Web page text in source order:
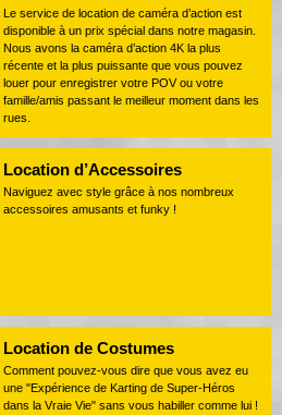
Le service de location de caméra d’action est
disponible à un prix spécial dans notre magasin.
Nous avons la caméra d’action 4K la plus
récente et la plus puissante que vous pouvez
louer pour enregistrer votre POV ou votre
famille/amis passant le meilleur moment dans les
rues.
Location d’Accessoires
Naviguez avec style grâce à nos nombreux
accessoires amusants et funky !
Location de Costumes
Comment pouvez-vous dire que vous avez eu
une "Expérience de Karting de Super-Héros
dans la Vraie Vie" sans vous habiller comme lui !